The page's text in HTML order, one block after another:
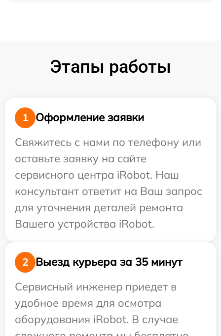
Этапы работы
1
Оформление заявки
Свяжитесь с нами по телефону или
оставьте заявку на сайте
сервисного центра iRobot. Наш
консультант ответит на Ваш запрос
для уточнения деталей ремонта
Вашего устройства iRobot.
2
Выезд курьера за 35 минут
Сервисный инженер приедет в
удобное время для осмотра
оборудования iRobot. В случае